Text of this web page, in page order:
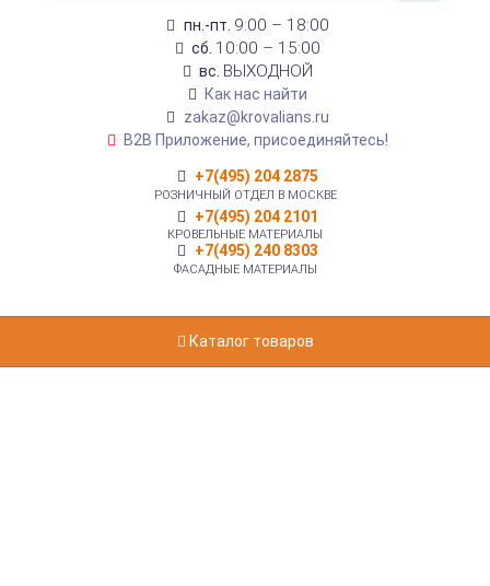
пн.-пт. 9:00 – 18:00
сб. 10:00 – 15:00
вс. ВЫХОДНОЙ
Как нас найти
zakaz@krovalians.ru
B2B Приложение, присоединяйтесь!
+7(495) 204 2875
РОЗНИЧНЫЙ ОТДЕЛ В МОСКВЕ
+7(495) 204 2101
КРОВЕЛЬНЫЕ МАТЕРИАЛЫ
+7(495) 240 8303
ФАСАДНЫЕ МАТЕРИАЛЫ
Каталог товаров